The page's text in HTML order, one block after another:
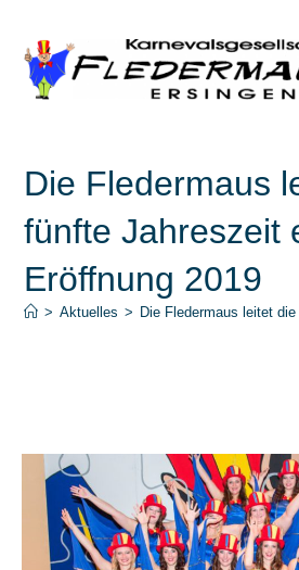
springen
Die Fledermaus
fünfte Jahreszeit
Eröffnung 2019
> Aktuelles > Die Fledermaus leitet